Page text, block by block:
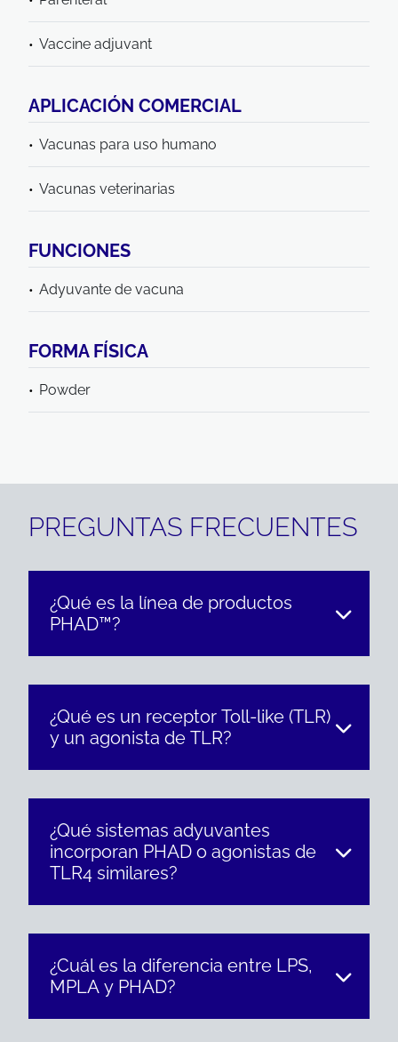
Vaccine adjuvant
APLICACIÓN COMERCIAL
Vacunas para uso humano
Vacunas veterinarias
FUNCIONES
Adyuvante de vacuna
FORMA FÍSICA
Powder
PREGUNTAS FRECUENTES
¿Qué es la línea de productos
PHAD™?
¿Qué es un receptor Toll-like (TLR)
y un agonista de TLR?
¿Qué sistemas adyuvantes
incorporan PHAD o agonistas de
TLR4 similares?
¿Cuál es la diferencia entre LPS,
MPLA y PHAD?